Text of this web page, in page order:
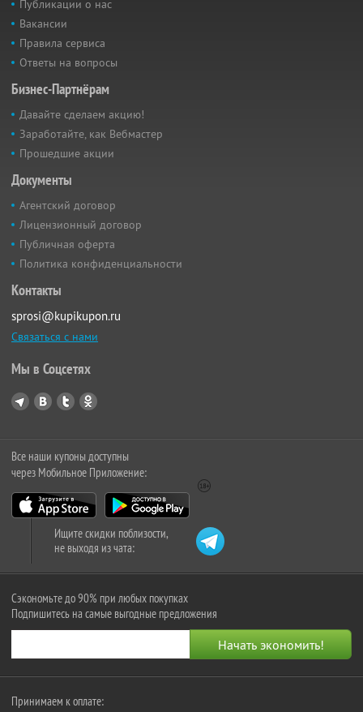
Публикации о нас
Вакансии
Правила сервиса
Ответы на вопросы
Бизнес-Партнёрам
Давайте сделаем акцию!
Заработайте, как Вебмастер
Прошедшие акции
Документы
Агентский договор
Лицензионный договор
Публичная оферта
Политика конфиденциальности
Контакты
sprosi@kupikupon.ru
Связаться с нами
Мы в Соцсетях
Все наши купоны доступны
через Мобильное Приложение:
Ищите скидки поблизости,
не выходя из чата:
Сэкономьте до 90% при любых покупках
Подпишитесь на самые выгодные предложения
Принимаем к оплате: